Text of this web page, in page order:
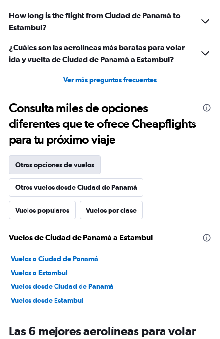
How long is the flight from Ciudad de Panamá to
Estambul?
¿Cuáles son las aerolíneas más baratas para volar
ida y vuelta de Ciudad de Panamá a Estambul?
Ver más preguntas frecuentes
Consulta miles de opciones
diferentes que te ofrece Cheapflights
para tu próximo viaje
Otras opciones de vuelos
Otros vuelos desde Ciudad de Panamá
Vuelos populares Vuelos por clase
Vuelos de Ciudad de Panamá a Estambul
Vuelos a Ciudad de Panamá
Vuelos a Estambul
Vuelos desde Ciudad de Panamá
Vuelos desde Estambul
Las 6 mejores aerolíneas para volar